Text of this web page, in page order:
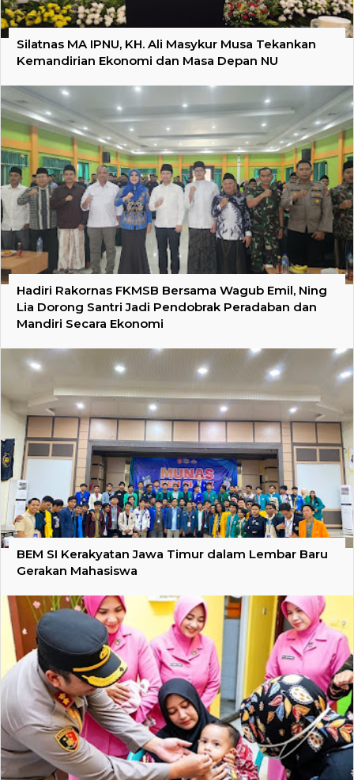
Silatnas MA IPNU, KH. Ali Masykur Musa Tekankan
Kemandirian Ekonomi dan Masa Depan NU
Hadiri Rakornas FKMSB Bersama Wagub Emil, Ning
Lia Dorong Santri Jadi Pendobrak Peradaban dan
Mandiri Secara Ekonomi
BEM SI Kerakyatan Jawa Timur dalam Lembar Baru
Gerakan Mahasiswa